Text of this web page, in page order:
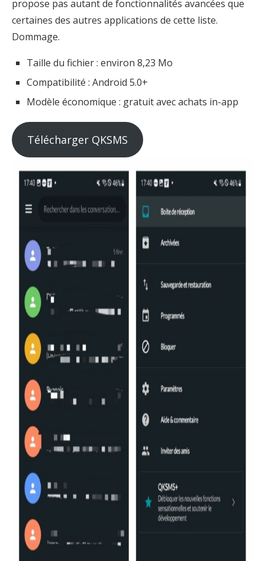
propose pas autant de fonctionnalités avancées que
certaines des autres applications de cette liste.
Dommage.
Taille du fichier : environ 8,23 Mo
Compatibilité : Android 5.0+
Modèle économique : gratuit avec achats in-app
Télécharger QKSMS